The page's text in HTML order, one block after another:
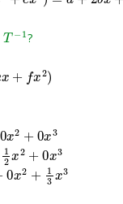
T− 1
?
)
x3
0x3
3x 3